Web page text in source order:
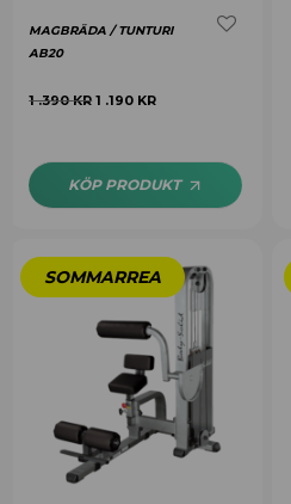
MAGBRÄDA / TUNTURI
AB20
1 .390KR 1 .190 KR
KÖP PRODUKT